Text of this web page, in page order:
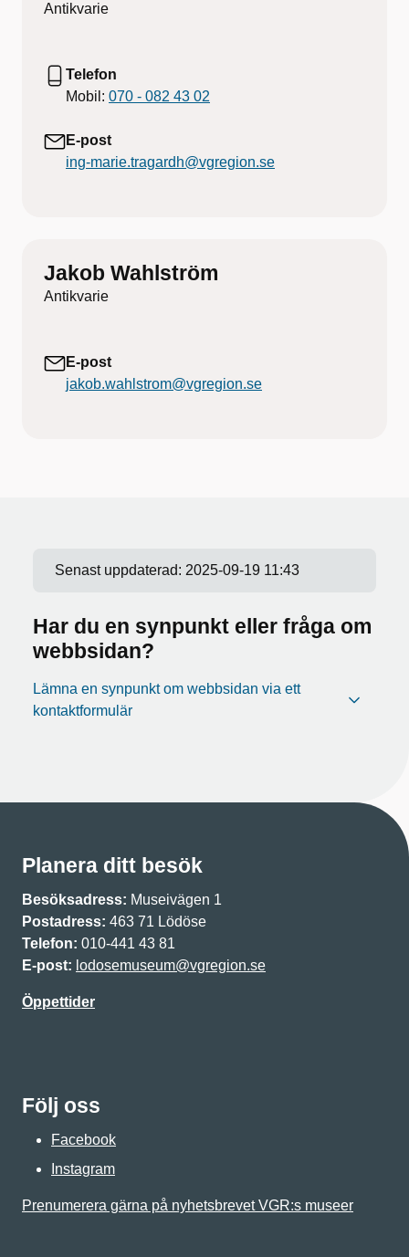
Antikvarie
Telefon
Mobil: 070 - 082 43 02
E-post
ing-marie.tragardh@vgregion.se
Jakob Wahlström
Antikvarie
E-post
jakob.wahlstrom@vgregion.se
Senast uppdaterad: 2025-09-19 11:43
Har du en synpunkt eller fråga om
webbsidan?
Lämna en synpunkt om webbsidan via ett
kontaktformulär
Planera ditt besök
Besöksadress: Museivägen 1
Postadress: 463 71 Lödöse
Telefon: 010-441 43 81
E-post: lodosemuseum@vgregion.se
Öppettider
Följ oss
Facebook
Instagram
Prenumerera gärna på nyhetsbrevet VGR:s museer